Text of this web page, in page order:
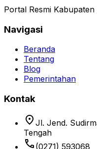
Portal Resmi
Navigasi
Beranda
Tentang
Blog
Pemerintahan
Kontak
location_on Jl. Jend.
Tengah
phone (0271) 593068